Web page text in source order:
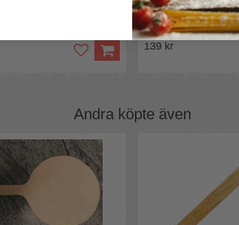
139 kr
Andra köpte även